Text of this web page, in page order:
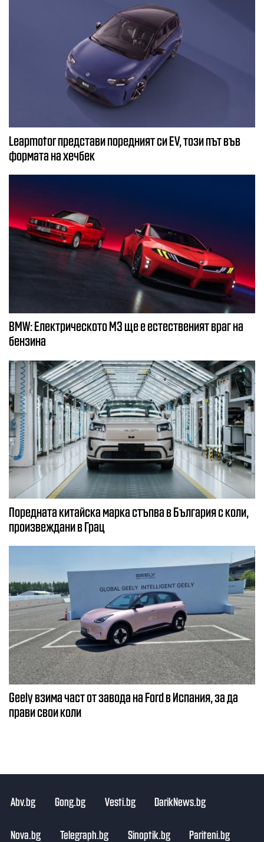
Leapmotor представи поредният си EV, този път във
формата на хечбек
BMW: Електрическото М3 ще е естественият враг на
бензина
Поредната китайска марка стъпва в България с коли,
произвеждани в Грац
Geely взима част от завода на Ford в Испания, за да
прави свои коли
Abv.bg Gong.bg Vesti.bg DarikNews.bg
Nova.bg Telegraph.bg Sinoptik.bg Pariteni.bg